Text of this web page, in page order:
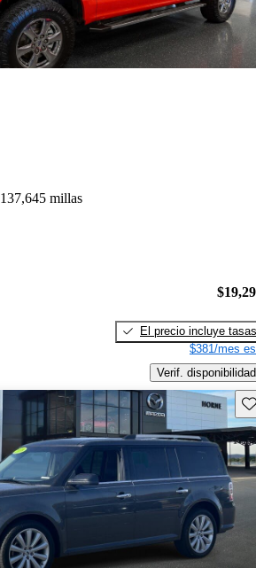
137,645 millas
El precio incluye tasas
$381/mes
Verif. disponibilidad